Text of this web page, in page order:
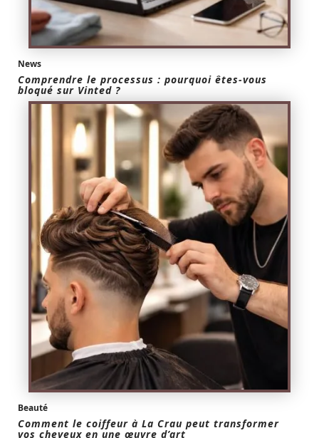
News
Comprendre le processus : pourquoi êtes-vous
bloqué sur Vinted ?
Beauté
Comment le coiffeur à La Crau peut transformer
vos cheveux en une œuvre d’art